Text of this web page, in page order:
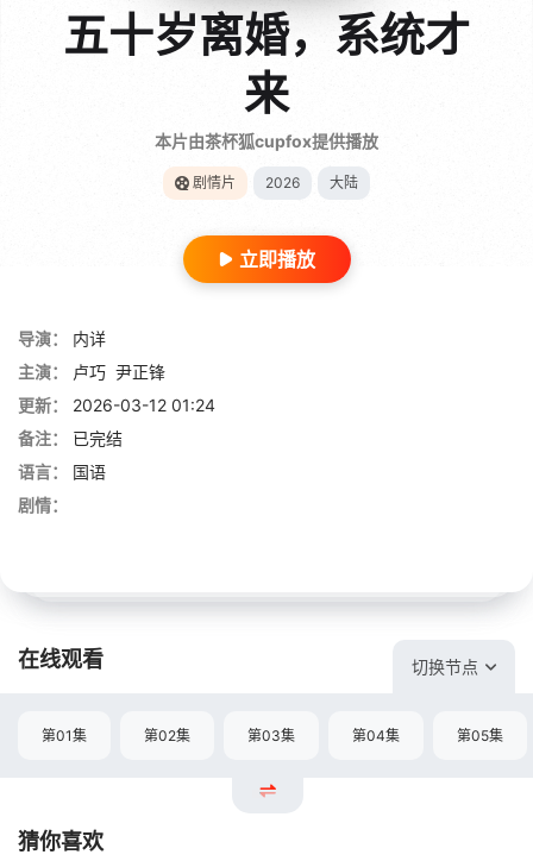
五十岁离婚，系统才
来
本片由茶杯狐cupfox提供播放
剧情片 2026 大陆
立即播放
导演：
内详
主演：
卢巧 尹正锋
更新：
2026-03-12 01:24
备注：
已完结
语言：
国语
剧情：
在线观看 切换节点
第01集 第02集 第03集 第04集 第05集
猜你喜欢